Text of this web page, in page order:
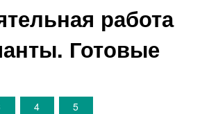
работа
Готовые
4 5